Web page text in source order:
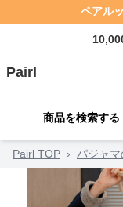
ペアル
Pairl
商品を検索する
Pairl TOP › パジャ